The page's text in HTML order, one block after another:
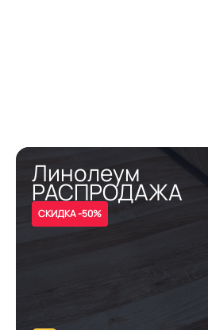
Линолеум
РАСПРОДАЖА
СКИДКА -50%